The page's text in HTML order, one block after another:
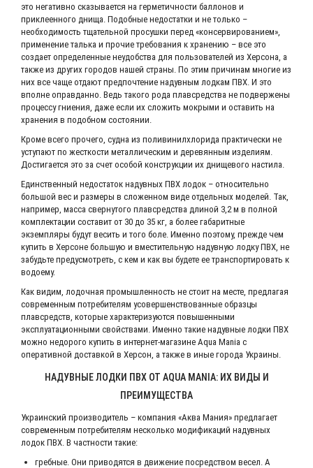
это негативно сказывается на герметичности баллонов и
приклеенного днища. Подобные недостатки и не только –
необходимость тщательной просушки перед «консервированием»,
применение талька и прочие требования к хранению – все это
создает определенные неудобства для пользователей из Херсона, а
также из других городов нашей страны. По этим причинам многие из
них все чаще отдают предпочтение надувным лодкам ПВХ. И это
вполне оправданно. Ведь такого рода плавсредства не подвержены
процессу гниения, даже если их сложить мокрыми и оставить на
хранения в подобном состоянии.
Кроме всего прочего, судна из поливинилхлорида практически не
уступают по жесткости металлическим и деревянным изделиям.
Достигается это за счет особой конструкции их днищевого настила.
Единственный недостаток надувных ПВХ лодок – относительно
большой вес и размеры в сложенном виде отдельных моделей. Так,
например, масса свернутого плавсредства длиной 3,2 м в полной
комплектации составит от 30 до 35 кг, а более габаритные
экземпляры будут весить и того боле. Именно поэтому, прежде чем
купить в Херсоне большую и вместительную надувную лодку ПВХ, не
забудьте предусмотреть, с кем и как вы будете ее транспортировать к
водоему.
Как видим, лодочная промышленность не стоит на месте, предлагая
современным потребителям усовершенствованные образцы
плавсредств, которые характеризуются повышенными
эксплуатационными свойствами. Именно такие надувные лодки ПВХ
можно недорого купить в интернет-магазине Aqua Mania с
оперативной доставкой в Херсон, а также в иные города Украины.
НАДУВНЫЕ ЛОДКИ ПВХ ОТ AQUA MANIA: ИХ ВИДЫ И
ПРЕИМУЩЕСТВА
Украинский производитель – компания «Аква Мания» предлагает
современным потребителям несколько модификаций надувных
лодок ПВХ. В частности такие:
гребные. Они приводятся в движение посредством весел. А